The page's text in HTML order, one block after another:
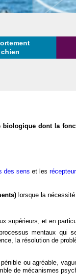
biologique dont la
des sens et les
lorsque la
supérieurs, et en
mentaux
la résolution de
ou agréable,
de mécanismes